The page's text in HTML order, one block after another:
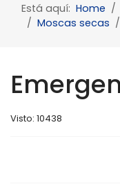
Está aquí: Home
Moscas secas
Visto: 10438